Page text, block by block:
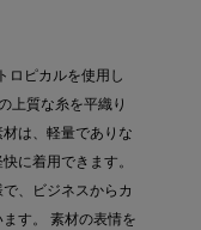
ロピカルを使用し
上質な糸を平織り
は、軽量でありな
に着用できます。
、ビジネスからカ
す。 素材の表情を